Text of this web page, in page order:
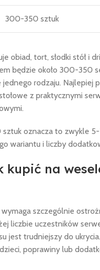
300-350 sztuk
obiad, tort, słodki stół i
będzie około 300-350
rodzaju. Najlepiej
z praktycznymi
sztuk oznacza to zwykle
wariantu i liczby
kupić na
szczególnie
liczbie uczestników
jest trudniejszy do
poprawiny lub